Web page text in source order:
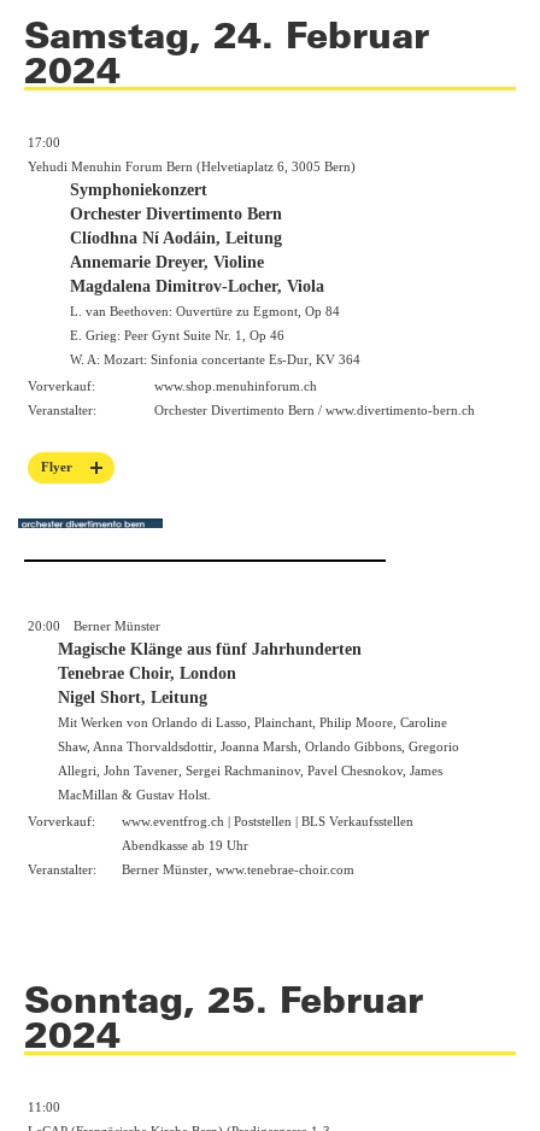
Samstag, 24. Februar
2024
17:00
Yehudi Menuhin Forum Bern (Helvetiaplatz 6, 3005 Bern)
Symphoniekonzert
Orchester Divertimento Bern
Clíodhna Ní Aodáin, Leitung
Annemarie Dreyer, Violine
Magdalena Dimitrov-Locher, Viola
L. van Beethoven: Ouvertüre zu Egmont, Op 84
E. Grieg: Peer Gynt Suite Nr. 1, Op 46
W. A: Mozart: Sinfonia concertante Es-Dur, KV 364
Vorverkauf:
www.shop.menuhinforum.ch
Veranstalter:
Orchester Divertimento Bern / www.divertimento-bern.ch
Flyer
20:00 Berner Münster
Magische Klänge aus fünf Jahrhunderten
Tenebrae Choir, London
Nigel Short, Leitung
Mit Werken von Orlando di Lasso, Plainchant, Philip Moore, Caroline
Shaw, Anna Thorvaldsdottir, Joanna Marsh, Orlando Gibbons, Gregorio
Allegri, John Tavener, Sergei Rachmaninov, Pavel Chesnokov, James
MacMillan & Gustav Holst.
Vorverkauf:
www.eventfrog.ch | Poststellen | BLS Verkaufsstellen
Abendkasse ab 19 Uhr
Veranstalter:
Berner Münster, www.tenebrae-choir.com
Sonntag, 25. Februar
2024
11:00